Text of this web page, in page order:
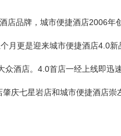
店品牌，城市便捷酒店2006
月更是迎来城市便捷酒店4.0
众酒店。4.0首店一经上线即
庆七星岩店和城市便捷酒店崇